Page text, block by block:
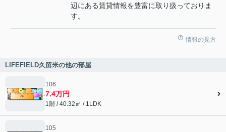
辺にある賃貸情報を豊富に取り扱っておりま
す。
情報の見方
LIFEFIELD久留米の他の部屋
106
7.4万円
1階 / 40.32㎡ / 1LDK
105